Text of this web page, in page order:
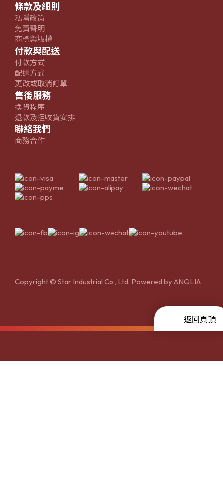
條款及細則
私隱政策
免責聲明
商標與版權
付款與配送
付款方式
配送方式
更改或取消訂單
售後服務
換貨程序
退款及拒收貨安排
聯絡我們
商務合作
Copyright © Star Industrial Co., Ltd. Powered byANGLIA
返回頁頂